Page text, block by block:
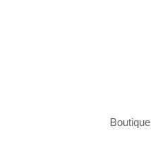
Boutique